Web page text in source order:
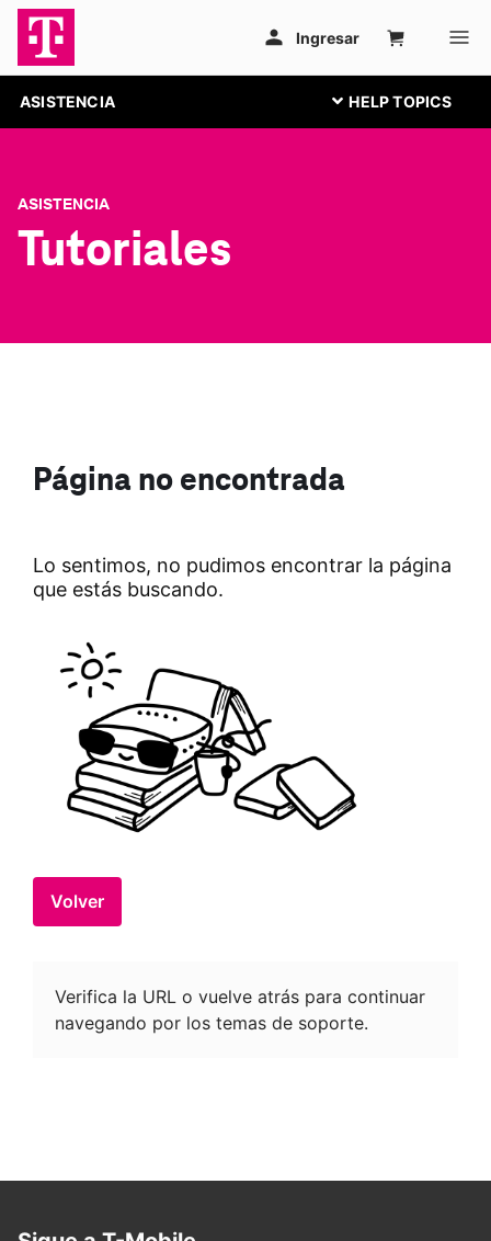
ASISTENCIA
ASISTENCIA
Tutoriales